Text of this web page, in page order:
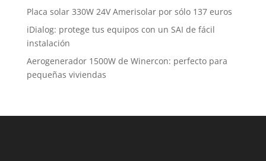
Placa solar 330W 24V Amerisolar por sólo 137 euros
iDialog: protege tus equipos con un SAI de fácil
instalación
Aerogenerador 1500W de Winercon: perfecto para
pequeñas viviendas